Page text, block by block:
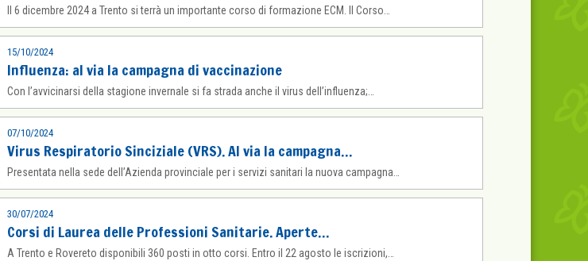
Il 6 dicembre 2024 a Trento si terrà un importante corso di formazione ECM. Il Corso…
15/10/2024
Influenza: al via la campagna di vaccinazione
Con l’avvicinarsi della stagione invernale si fa strada anche il virus dell’influenza;…
07/10/2024
Virus Respiratorio Sinciziale (VRS). Al via la campagna…
Presentata nella sede dell’Azienda provinciale per i servizi sanitari la nuova campagna…
30/07/2024
Corsi di Laurea delle Professioni Sanitarie. Aperte…
A Trento e Rovereto disponibili 360 posti in otto corsi. Entro il 22 agosto le iscrizioni,…